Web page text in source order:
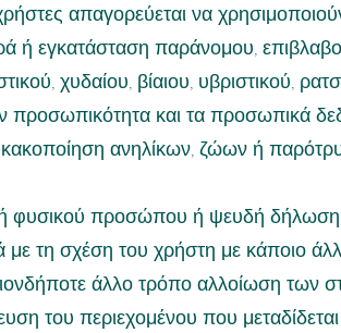
χρήστες απαγορεύεται να
ή εγκατάσταση παράνομου,
χυδαίου, βίαιου, υβριστικού,
προσωπικότητα και τα προσωπικά
ανηλίκων, ζώων ή
φυσικού προσώπου ή ψευδή δήλωση
τη σχέση του χρήστη με κάποιο
άλλο τρόπο αλλοίωση των
του περιεχομένου που